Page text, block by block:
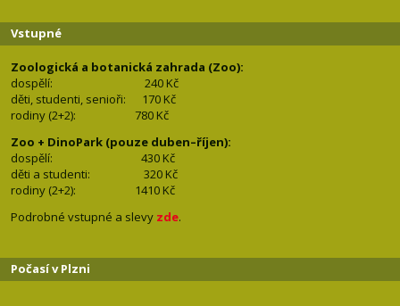
Vstupné
Zoologická a botanická zahrada (Zoo):
dospělí:
240 Kč
děti, studenti, senioři: 170 Kč
rodiny (2+2): 780 Kč
Zoo + DinoPark (pouze duben–říjen):
dospělí: 430 Kč
děti a studenti: 320 Kč
rodiny (2+2): 1410 Kč
Podrobné vstupné a slevy zde.
Počasí v Plzni